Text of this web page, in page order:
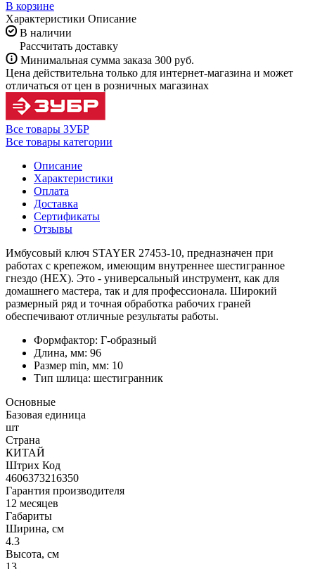
В корзине
Характеристики Описание
В наличии
Рассчитать доставку
Минимальная сумма заказа 300 руб.
Цена действительна только для интернет-магазина и может
отличаться от цен в розничных магазинах
Все товары ЗУБР
Все товары категории
Описание
Характеристики
Оплата
Доставка
Сертификаты
Отзывы
Имбусовый ключ STAYER 27453-10, предназначен при
работах с крепежом, имеющим внутреннее шестигранное
гнездо (HEX). Это - универсальный инструмент, как для
домашнего мастера, так и для профессионала. Широкий
размерный ряд и точная обработка рабочих граней
обеспечивают отличные результаты работы.
Формфактор: Г-образный
Длина, мм: 96
Размер min, мм: 10
Тип шлица: шестигранник
Основные
Базовая единица
шт
Страна
КИТАЙ
Штрих Код
4606373216350
Гарантия производителя
12 месяцев
Габариты
Ширина, см
4.3
Высота, см
13